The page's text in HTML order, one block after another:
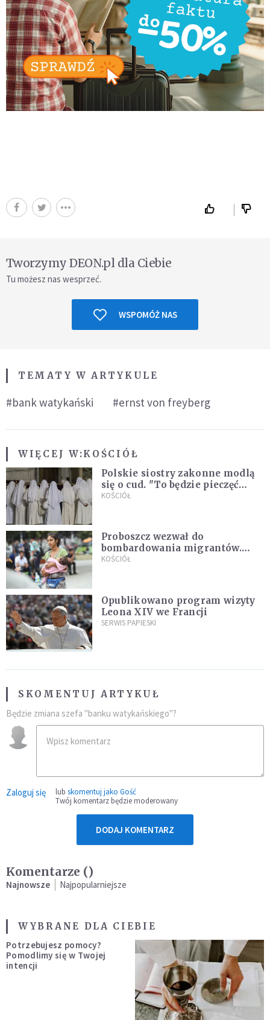
Tworzymy DEON.pl dla Ciebie
Tu możesz nas wesprzeć.
WSPOMÓŻ NAS
TEMATY W ARTYKULE
#bank watykański #ernst von freyberg
WIĘCEJ W:KOŚCIÓŁ
Polskie siostry zakonne modlą
się o cud. "To będzie pieczęć
Pana Boga dla naszej wiary"
KOŚCIÓŁ
Proboszcz wezwał do
bombardowania migrantów.
"Masowy ogień przeciwko
KOŚCIÓŁ
Opublikowano program wizyty
Leona XIV we Francji
SERWIS PAPIESKI
SKOMENTUJ ARTYKUŁ
Będzie zmiana szefa "banku watykańskiego"?
Zaloguj się lub skomentuj jako Gość
Twój komentarz będzie moderowany
DODAJ KOMENTARZ
Komentarze ()
Najnowsze Najpopularniejsze
WYBRANE DLA CIEBIE
Potrzebujesz pomocy?
Pomodlimy się w Twojej
intencji